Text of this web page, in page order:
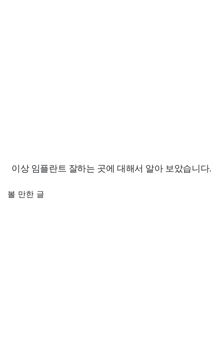
이상 임플란트 잘하는 곳에 대해서 알아 보았습니다.
볼 만한 글